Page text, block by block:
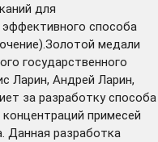
для
способа
медали
государственного
Ларин, Андрей Ларин,
за разработку способа
примесей
Данная разработка